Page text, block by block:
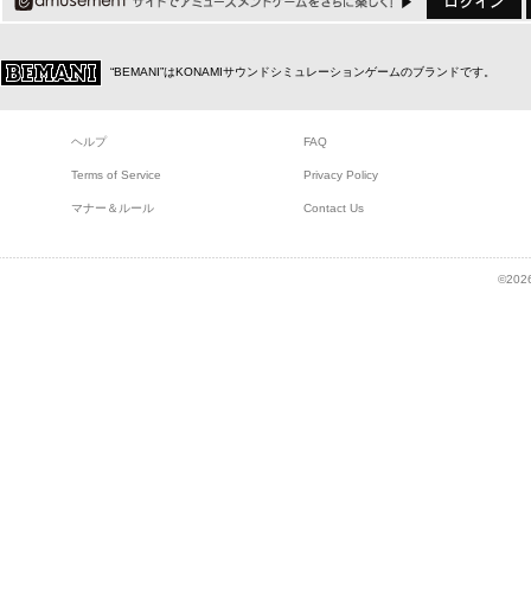
“BEMANI”はKONAMIサウンドシミュレーションゲームのブランドです。
ヘルプ FAQ
Terms of Service Privacy Policy
マナー＆ルール Contact Us